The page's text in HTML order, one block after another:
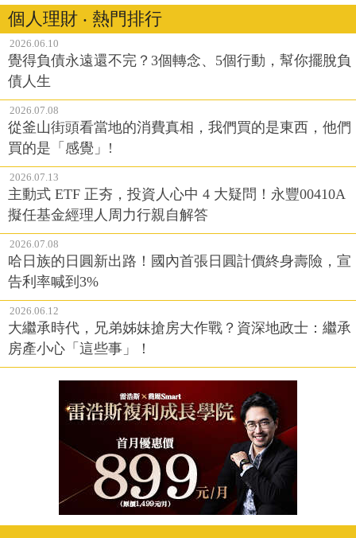
個人理財 ‧ 熱門排行
2026.06.10
覺得負債永遠還不完？3個轉念、5個行動，幫你擺脫負
債人生
2026.07.08
從釜山街頭看當地的消費真相，我們買的是東西，他們
買的是「感覺」!
2026.07.13
主動式 ETF 正夯，投資人心中 4 大疑問！永豐00410A
擬任基金經理人周力行親自解答
2026.07.08
哈日族的日圓新出路！國內首張日圓計價終身壽險，宣
告利率喊到3%
2026.06.12
大繼承時代，兄弟姊妹搶房大作戰？資深地政士：繼承
房產小心「這些事」！